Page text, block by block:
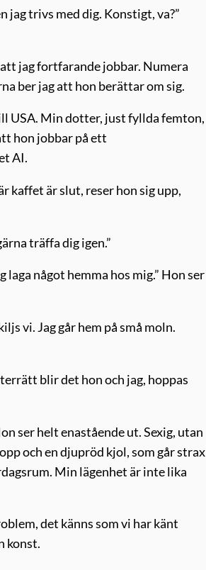
jag trivs med dig. Konstigt, va?”
jag fortfarande jobbar. Numera
ber jag att hon berättar om sig.
USA. Min dotter, just fyllda femton,
hon jobbar på ett
AI.
kaffet är slut, reser hon sig upp,
träffa dig igen.”
något hemma hos mig.” Hon ser
vi. Jag går hem på små moln.
blir det hon och jag, hoppas
ser helt enastående ut. Sexig, utan
och en djupröd kjol, som går strax
Min lägenhet är inte lika
det känns som vi har känt
konst.